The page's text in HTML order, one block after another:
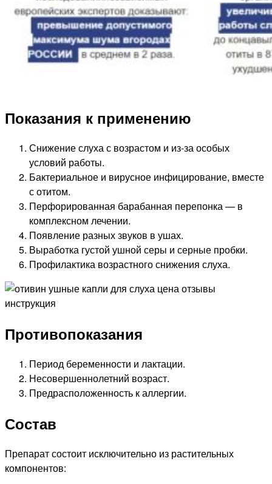
Показания к применению
Снижение слуха с возрастом и из-за особых
условий работы.
Бактериальное и вирусное инфицирование, вместе
с отитом.
Перфорированная барабанная перепонка — в
комплексном лечении.
Появление разных звуков в ушах.
Выработка густой ушной серы и серные пробки.
Профилактика возрастного снижения слуха.
Противопоказания
Период беременности и лактации.
Несовершеннолетний возраст.
Предрасположенность к аллергии.
Состав
Препарат состоит исключительно из растительных
компонентов: